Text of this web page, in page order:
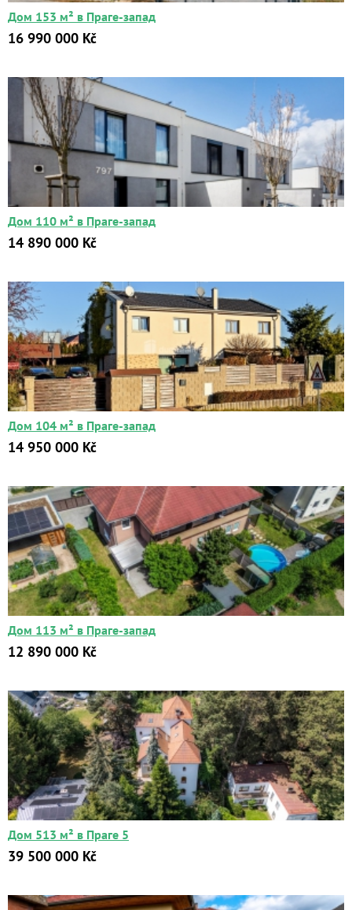
Дом 153 м² в Праге-запад
16 990 000 Kč
Дом 110 м² в Праге-запад
14 890 000 Kč
Дом 104 м² в Праге-запад
14 950 000 Kč
Дом 113 м² в Праге-запад
12 890 000 Kč
Дом 513 м² в Праге 5
39 500 000 Kč